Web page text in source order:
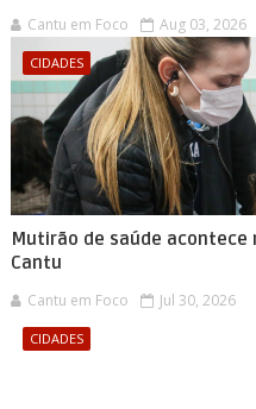
Cantu em Foco Aug 03, 2026
CIDADES
Mutirão de saúde acontece
Cantu
Cantu em Foco Jul 30, 2026
CIDADES